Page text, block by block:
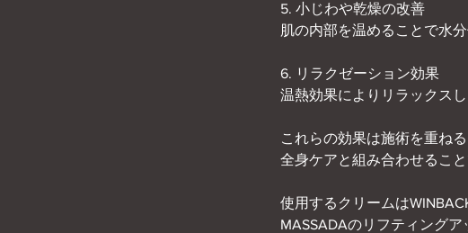
5. 小じわや乾燥の改善
肌の内部を温めることで水
6. リラクゼーション効果
温熱効果によりリラックス
これらの効果は施術を重ね
全身ケアと組み合わせるこ
使用するクリームは
MASSADAのリフティング